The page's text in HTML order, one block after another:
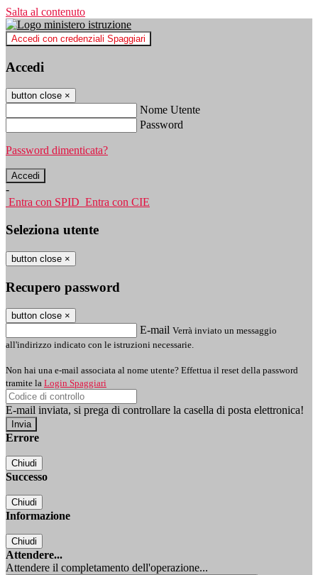
Salta al contenuto
Accedi con credenziali Spaggiari
Accedi
button close ×
Nome Utente
Password
Password dimenticata?
-
Entra con SPID Entra con CIE
Seleziona utente
button close ×
Recupero password
button close ×
E-mail Verrà inviato un messaggio
all'indirizzo indicato con le istruzioni necessarie.
Non hai una e-mail associata al nome utente? Effettua il reset della password
tramite la Login Spaggiari
E-mail inviata, si prega di controllare la casella di posta elettronica!
Errore
Chiudi
Successo
Chiudi
Informazione
Chiudi
Attendere...
Attendere il completamento dell'operazione...